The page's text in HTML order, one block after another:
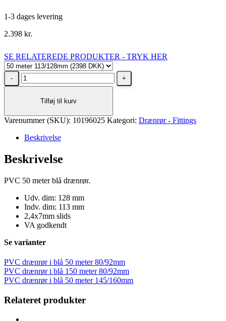
1-3 dages levering
2.398 kr.
SE RELATEREDE PRODUKTER - TRYK HER
PVC
drænrør
meter
antal
Tilføj til kurv
Varenummer (SKU): 10196025 Kategori: Drænrør - Fittings
Beskrivelse
Beskrivelse
PVC 50 meter blå drænrør.
Udv. dim: 128 mm
Indv. dim: 113 mm
2,4x7mm slids
VA godkendt
Se varianter
PVC drænrør i blå 50 meter 80/92mm
PVC drænrør i blå 150 meter 80/92mm
PVC drænrør i blå 50 meter 145/160mm
Relateret produkter